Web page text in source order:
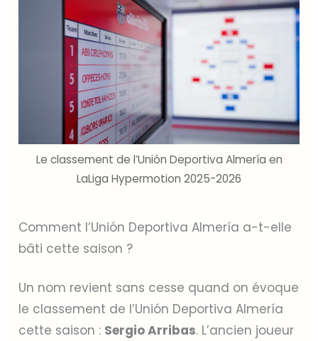
Le classement de l’Unión Deportiva Almería en
LaLiga Hypermotion 2025-2026
Comment l’Unión Deportiva Almería a-t-elle
bâti cette saison ?
Un nom revient sans cesse quand on évoque
le classement de l’Unión Deportiva Almería
cette saison : Sergio Arribas. L’ancien joueur